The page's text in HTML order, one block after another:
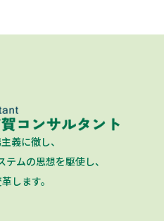
義に徹し、
ムの思想を駆使し、
します。